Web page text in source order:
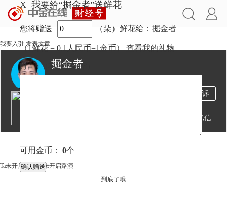
文章
我要入驻 发表文章
掘金者
投诉
发私信
Ta未开启直播 Ta未开启路演
X 我要给“掘金者”送鲜花
您将赠送 （朵）鲜花给：掘金者
（1鲜花 = 0.1人民币=1金币）查看我的礼物
附言： （不超过100字）
可用金币： 0个
到底了哦